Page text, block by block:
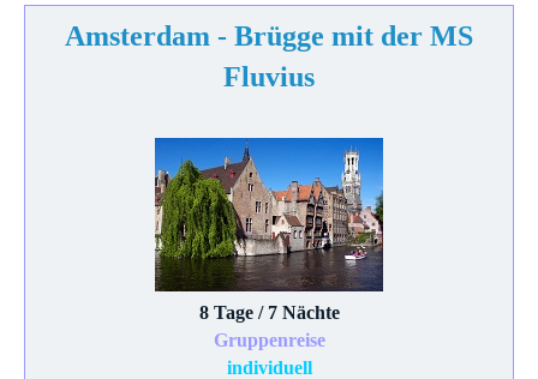
Amsterdam - Brügge mit der MS
Fluvius
8 Tage / 7 Nächte
Gruppenreise
individuell